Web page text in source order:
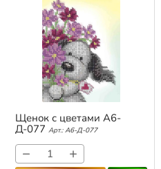
Щенок с цветами А6-
Д-077 Арт.: А6-Д-077
− +